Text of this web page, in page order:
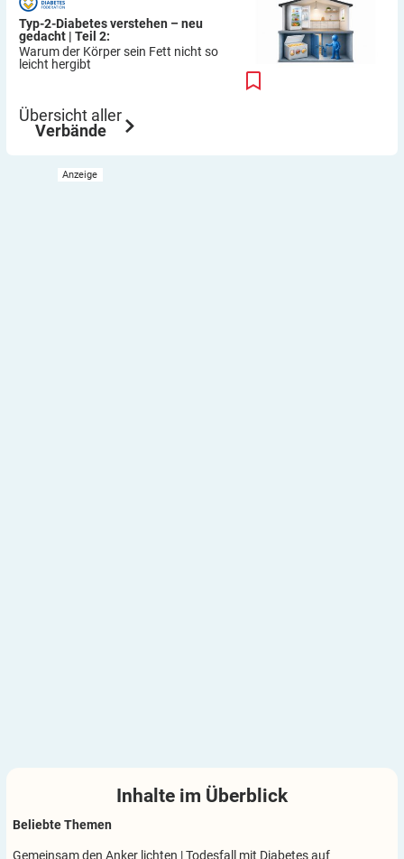
Typ-2-Diabetes verstehen – neu
gedacht | Teil 2:
Warum der Körper sein Fett nicht so
leicht hergibt
Übersicht aller
Verbände
Inhalte im Überblick
Beliebte Themen
Gemeinsam den Anker lichten |Todesfall mit Diabetes auf